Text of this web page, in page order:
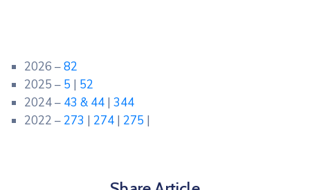
2026 –82
2025 – 5 | 52
2024 – 43 & 44 | 344
2022 – 273 | 274 | 275 |